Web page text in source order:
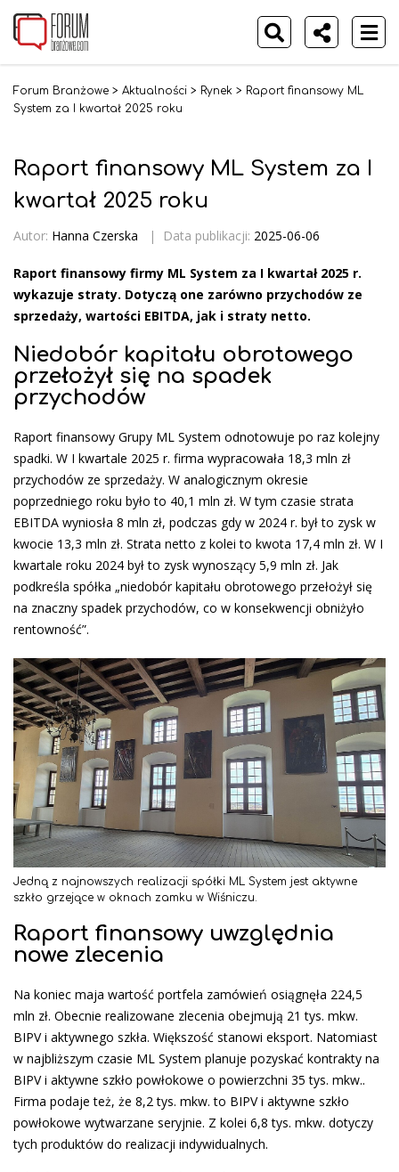
Forum Branżowe > Aktualności > Rynek > Raport finansowy ML
System za I kwartał 2025 roku
Raport finansowy ML System za I
kwartał 2025 roku
Autor: Hanna Czerska | Data publikacji: 2025-06-06
Raport finansowy firmy ML System za I kwartał 2025 r.
wykazuje straty. Dotyczą one zarówno przychodów ze
sprzedaży, wartości EBITDA, jak i straty netto.
Niedobór kapitału obrotowego
przełożył się na spadek
przychodów
Raport finansowy Grupy ML System odnotowuje po raz kolejny
spadki. W I kwartale 2025 r. firma wypracowała 18,3 mln zł
przychodów ze sprzedaży. W analogicznym okresie
poprzedniego roku było to 40,1 mln zł. W tym czasie strata
EBITDA wyniosła 8 mln zł, podczas gdy w 2024 r. był to zysk w
kwocie 13,3 mln zł. Strata netto z kolei to kwota 17,4 mln zł. W I
kwartale roku 2024 był to zysk wynoszący 5,9 mln zł. Jak
podkreśla spółka „niedobór kapitału obrotowego przełożył się
na znaczny spadek przychodów, co w konsekwencji obniżyło
rentowność”.
Jedną z najnowszych realizacji spółki ML System jest aktywne
szkło grzejące w oknach zamku w Wiśniczu.
Raport finansowy uwzględnia
nowe zlecenia
Na koniec maja wartość portfela zamówień osiągnęła 224,5
mln zł. Obecnie realizowane zlecenia obejmują 21 tys. mkw.
BIPV i aktywnego szkła. Większość stanowi eksport. Natomiast
w najbliższym czasie ML System planuje pozyskać kontrakty na
BIPV i aktywne szkło powłokowe o powierzchni 35 tys. mkw..
Firma podaje też, że 8,2 tys. mkw. to BIPV i aktywne szkło
powłokowe wytwarzane seryjnie. Z kolei 6,8 tys. mkw. dotyczy
tych produktów do realizacji indywidualnych.